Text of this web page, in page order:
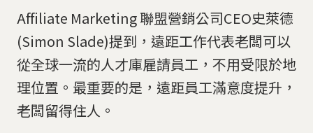
Affiliate Marketing 聯盟營銷公司CEO史萊德
(Simon Slade)提到，遠距工作代表老闆可以
從全球一流的人才庫雇請員工，不用受限於地
理位置。最重要的是，遠距員工滿意度提升，
老闆留得住人。